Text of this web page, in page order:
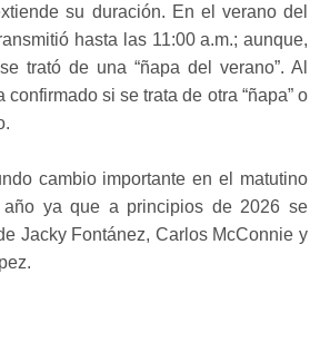
su duración. En el verano del
hasta las 11:00 a.m.; aunque,
trató de una “ñapa del verano”. Al
confirmado si se trata de otra “ñapa” o
cambio importante en el matutino
ya que a principios de 2026 se
Jacky Fontánez, Carlos McConnie y